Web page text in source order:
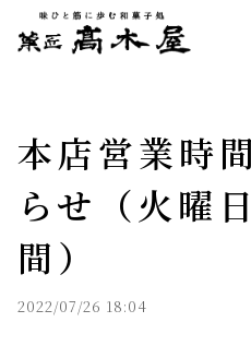
本店営業時
らせ（火曜
間）
2022/07/26 18:04